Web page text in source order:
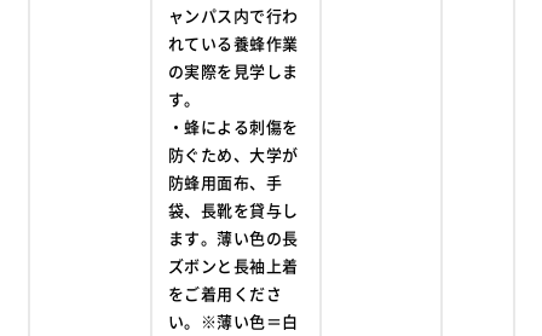
ャンパス内で行わ
れている養蜂作業
の実際を見学しま
す。
・蜂による刺傷を
防ぐため、大学が
防蜂用面布、手
袋、長靴を貸与し
ます。薄い色の長
ズボンと長袖上着
をご着用くださ
い。※薄い色＝白